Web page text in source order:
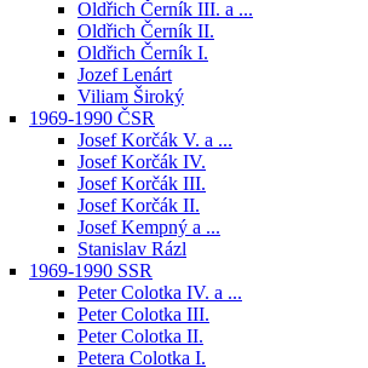
Oldřich Černík III. a ...
Oldřich Černík II.
Oldřich Černík I.
Jozef Lenárt
Viliam Široký
1969-1990 ČSR
Josef Korčák V. a ...
Josef Korčák IV.
Josef Korčák III.
Josef Korčák II.
Josef Kempný a ...
Stanislav Rázl
1969-1990 SSR
Peter Colotka IV. a ...
Peter Colotka III.
Peter Colotka II.
Petera Colotka I.